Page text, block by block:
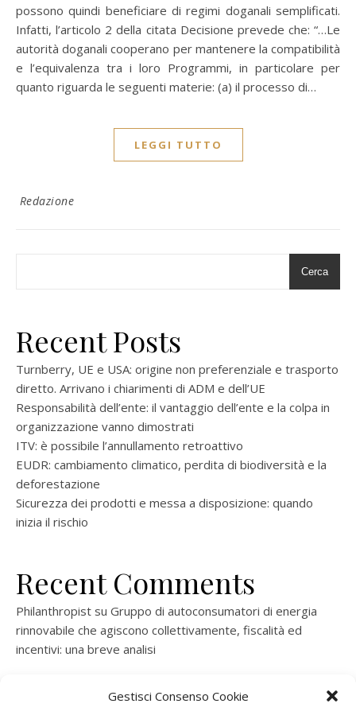
Gestisci Consenso Cookie
possono quindi beneficiare di regimi doganali semplificati.
Infatti, l’articolo 2 della citata Decisione prevede che: “…Le
autorità doganali cooperano per mantenere la compatibilità
e l’equivalenza tra i loro Programmi, in particolare per
quanto riguarda le seguenti materie: (a) il processo di…
LEGGI TUTTO
Redazione
Cerca
Recent Posts
Turnberry, UE e USA: origine non preferenziale e trasporto
diretto. Arrivano i chiarimenti di ADM e dell’UE
Responsabilità dell’ente: il vantaggio dell’ente e la colpa in
organizzazione vanno dimostrati
ITV: è possibile l’annullamento retroattivo
EUDR: cambiamento climatico, perdita di biodiversità e la
deforestazione
Sicurezza dei prodotti e messa a disposizione: quando
inizia il rischio
Recent Comments
Philanthropist su Gruppo di autoconsumatori di energia
rinnovabile che agiscono collettivamente, fiscalità ed
incentivi: una breve analisi
rinnovabile che agiscono collettivamente, fiscalità ed